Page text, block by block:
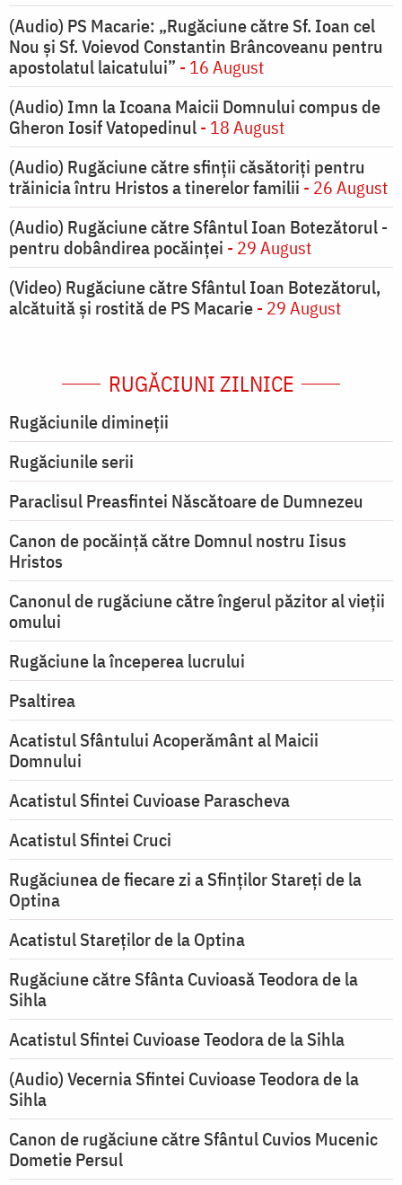
(Audio) PS Macarie: „Rugăciune către Sf. Ioan cel
Nou și Sf. Voievod Constantin Brâncoveanu pentru
apostolatul laicatului” - 16 August
(Audio) Imn la Icoana Maicii Domnului compus de
Gheron Iosif Vatopedinul- 18 August
(Audio) Rugăciune către sfinții căsătoriți pentru
trăinicia întru Hristos a tinerelor familii - 26 August
(Audio) Rugăciune către Sfântul Ioan Botezătorul -
pentru dobândirea pocăinței - 29 August
(Video) Rugăciune către Sfântul Ioan Botezătorul,
alcătuită și rostită de PS Macarie- 29 August
RUGĂCIUNI ZILNICE
Rugăciunile dimineții
Rugăciunile serii
Paraclisul Preasfintei Născătoare de Dumnezeu
Canon de pocăință către Domnul nostru Iisus
Hristos
Canonul de rugăciune către îngerul păzitor al vieții
omului
Rugăciune la începerea lucrului
Psaltirea
Acatistul Sfântului Acoperământ al Maicii
Domnului
Acatistul Sfintei Cuvioase Parascheva
Acatistul Sfintei Cruci
Rugăciunea de fiecare zi a Sfinților Stareți de la
Optina
Acatistul Stareţilor de la Optina
Rugăciune către Sfânta Cuvioasă Teodora de la
Sihla
Acatistul Sfintei Cuvioase Teodora de la Sihla
(Audio) Vecernia Sfintei Cuvioase Teodora de la
Sihla
Canon de rugăciune către Sfântul Cuvios Mucenic
Dometie Persul